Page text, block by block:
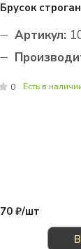
Брусок
Артикул:
0 Есть в
70 ₽/шт